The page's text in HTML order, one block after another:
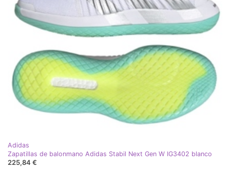
Adidas
Zapatillas de balonmano Adidas Stabil Next Gen W IG3402 blanco
225,84 €